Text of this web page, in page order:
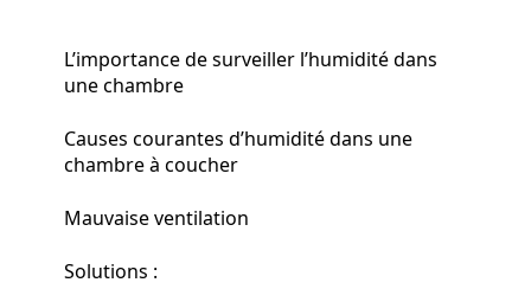
L’importance de surveiller l’humidité dans
une chambre
Causes courantes d’humidité dans une
chambre à coucher
Mauvaise ventilation
Solutions :